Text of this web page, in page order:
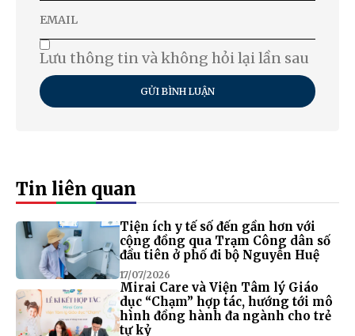
Lưu thông tin và không hỏi lại lần sau
GỬI BÌNH LUẬN
Tin liên quan
Tiện ích y tế số đến gần hơn với
cộng đồng qua Trạm Công dân số
đầu tiên ở phố đi bộ Nguyễn Huệ
17/07/2026
Mirai Care và Viện Tâm lý Giáo
dục “Chạm” hợp tác, hướng tới mô
hình đồng hành đa ngành cho trẻ
tự kỷ